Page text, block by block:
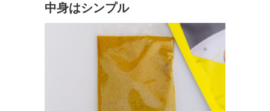
中身はシンプル